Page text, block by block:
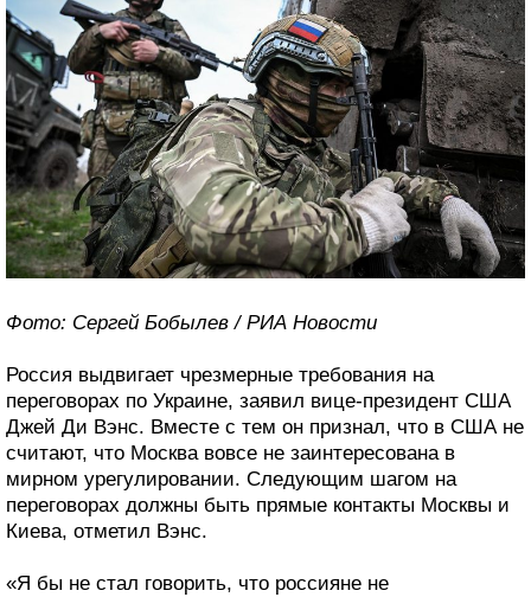
Фото: Сергей Бобылев / РИА Новости
Россия выдвигает чрезмерные требования на
переговорах по Украине, заявил вице-президент США
Джей Ди Вэнс. Вместе с тем он признал, что в США не
считают, что Москва вовсе не заинтересована в
мирном урегулировании. Следующим шагом на
переговорах должны быть прямые контакты Москвы и
Киева, отметил Вэнс.
«Я бы не стал говорить, что россияне не